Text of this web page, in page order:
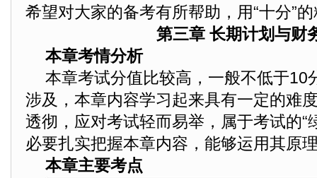
希望对大家的备考有所帮助，用“十分”
第三章 长期计划与财
本章考情分析
本章考试分值比较高，一般不低于10
涉及，本章内容学习起来具有一定的难
透彻，应对考试轻而易举，属于考试的“
必要扎实把握本章内容，能够运用其原
本章主要考点